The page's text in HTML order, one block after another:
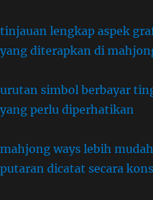
tinjauan lengkap aspek
yang diterapkan di
urutan simbol berbayar
yang perlu diperhatikan
mahjong ways lebih
putaran dicatat secara